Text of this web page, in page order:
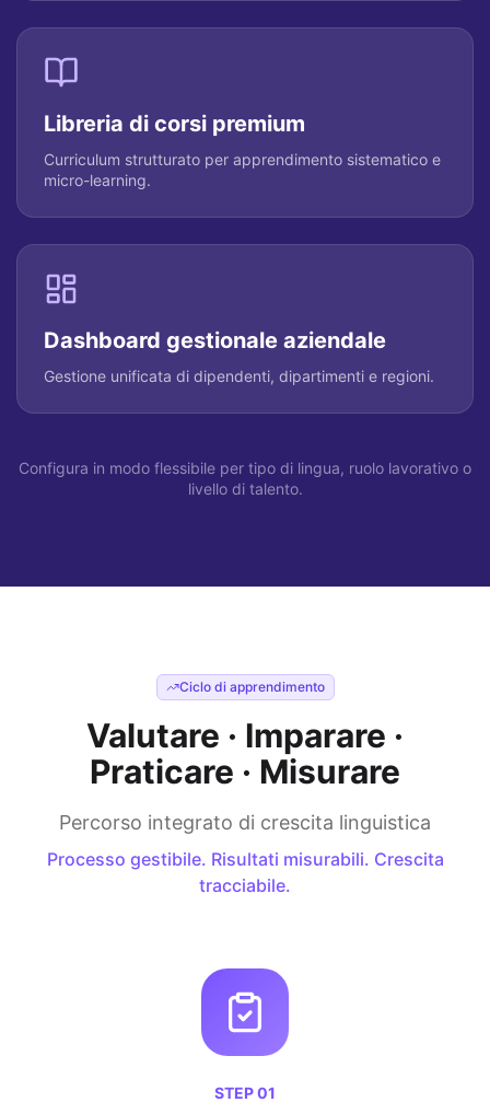
Libreria di corsi premium
Curriculum strutturato per apprendimento sistematico e
micro-learning.
Dashboard gestionale aziendale
Gestione unificata di dipendenti, dipartimenti e regioni.
Configura in modo flessibile per tipo di lingua, ruolo lavorativo o
livello di talento.
Ciclo di apprendimento
Valutare · Imparare ·
Praticare · Misurare
Percorso integrato di crescita linguistica
Processo gestibile. Risultati misurabili. Crescita
tracciabile.
STEP01